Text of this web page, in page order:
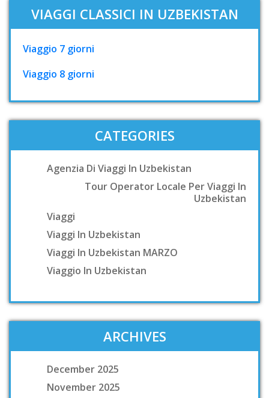
VIAGGI CLASSICI IN UZBEKISTAN
Viaggio 7 giorni
Viaggio 8 giorni
CATEGORIES
Agenzia Di Viaggi In Uzbekistan
Tour Operator Locale Per Viaggi In
Uzbekistan
Viaggi
Viaggi In Uzbekistan
Viaggi In Uzbekistan MARZO
Viaggio In Uzbekistan
ARCHIVES
December 2025
November 2025